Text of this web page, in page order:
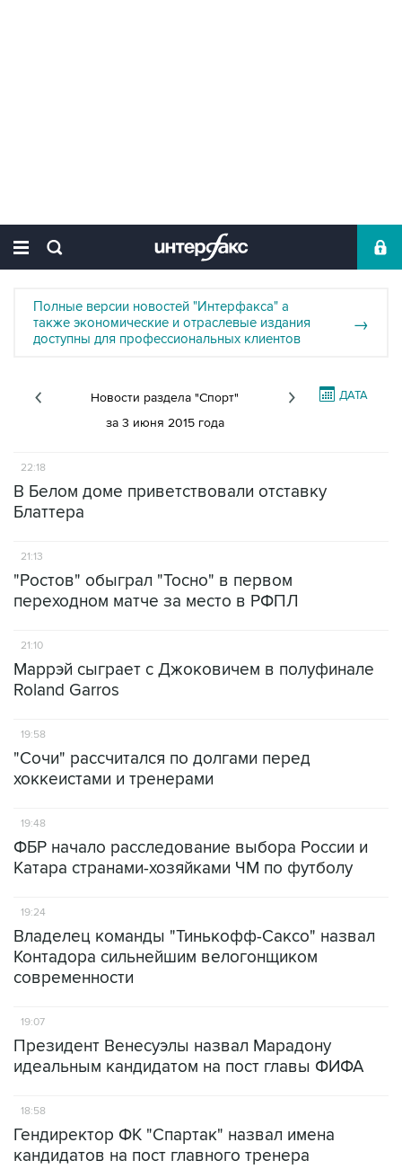
Полные версии новостей "Интерфакса" а
также экономические и отраслевые издания
доступны для профессиональных клиентов
→
Новости раздела "Спорт"
за 3 июня 2015 года
ДАТА
22:18
В Белом доме приветствовали отставку
Блаттера
21:13
"Ростов" обыграл "Тосно" в первом
переходном матче за место в РФПЛ
21:10
Маррэй сыграет с Джоковичем в полуфинале
Roland Garros
19:58
"Сочи" рассчитался по долгами перед
хоккеистами и тренерами
19:48
ФБР начало расследование выбора России и
Катара странами-хозяйками ЧМ по футболу
19:24
Владелец команды "Тинькофф-Саксо" назвал
Контадора сильнейшим велогонщиком
современности
19:07
Президент Венесуэлы назвал Марадону
идеальным кандидатом на пост главы ФИФА
18:58
Гендиректор ФК "Спартак" назвал имена
кандидатов на пост главного тренера